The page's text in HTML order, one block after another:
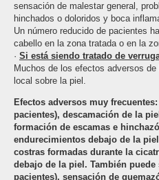
sensación de malestar general,
hinchados o doloridos y boca
Un número reducido de pacientes
cabello en la zona tratada o en la
· Si está siendo tratado de
Muchos de los efectos adversos
local sobre la piel.
Efectos adversos muy
pacientes), descamación de la
formación de escamas e
endurecimientos debajo de la
costras formadas durante la
debajo de la piel. También
pacientes), sensación de